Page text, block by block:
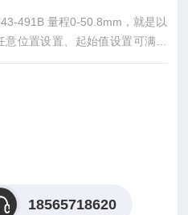
491B 量程0-50.8mm，就是以
位置设置、起始值设置可满足
差判断、公英制转换、备有输出
18565718620